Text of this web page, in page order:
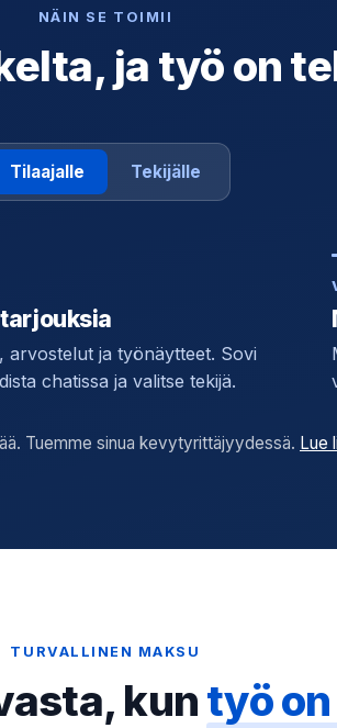
NÄIN SE TOIMII
ja työ on
Tilaajalle Tekijälle
arvostelut ja työnäytteet. Sovi
chatissa ja valitse tekijä.
Tuemme sinua kevytyrittäjyydessä. Lue
TURVALLINEN MAKSU
kuntyö